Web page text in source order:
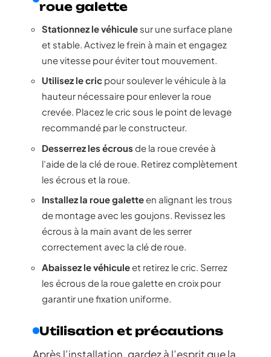
roue galette
Stationnez le véhicule sur une surface plane
et stable. Activez le frein à main et engagez
une vitesse pour éviter tout mouvement.
Utilisez le cric pour soulever le véhicule à la
hauteur nécessaire pour enlever la roue
crevée. Placez le cric sous le point de levage
recommandé par le constructeur.
Desserrez les écrous de la roue crevée à
l’aide de la clé de roue. Retirez complètement
les écrous et la roue.
Installez la roue galetteen alignant les trous
de montage avec les goujons. Revissez les
écrous à la main avant de les serrer
correctement avec la clé de roue.
Abaissez le véhiculeet retirez le cric. Serrez
les écrous de la roue galette en croix pour
garantir une fixation uniforme.
Utilisation et précautions
Après l’installation, gardez à l’esprit que la